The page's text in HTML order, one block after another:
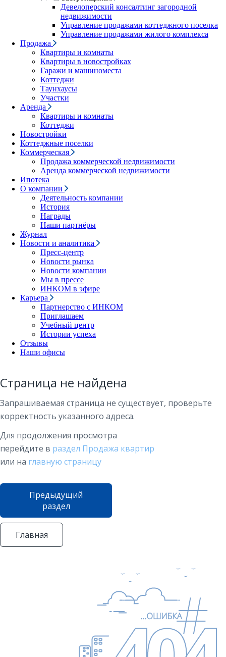
Девелоперский консалтинг загородной
недвижимости
Управление продажами коттеджного поселка
Управление продажами жилого комплекса
Продажа
Квартиры и комнаты
Квартиры в новостройках
Гаражи и машиноместа
Коттеджи
Таунхаусы
Участки
Аренда
Квартиры и комнаты
Коттеджи
Новостройки
Коттеджные поселки
Коммерческая
Продажа коммерческой недвижимости
Аренда коммерческой недвижимости
Ипотека
О компании
Деятельность компании
История
Награды
Наши партнёры
Журнал
Новости и аналитика
Пресс-центр
Новости рынка
Новости компании
Мы в прессе
ИНКОМ в эфире
Карьера
Партнерство с ИНКОМ
Приглашаем
Учебный центр
Истории успеха
Отзывы
Наши офисы
Страница не найдена
Запрашиваемая страница не существует, проверьте
корректность указанного адреса.
Для продолжения просмотра
перейдите в раздел Продажа квартир
или на главную страницу
Предыдущий
раздел
Главная